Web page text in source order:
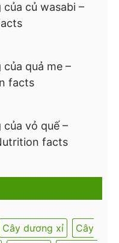
củ wasabi –
quả me –
facts
vỏ quế –
facts
Cây dương xỉ
Cây